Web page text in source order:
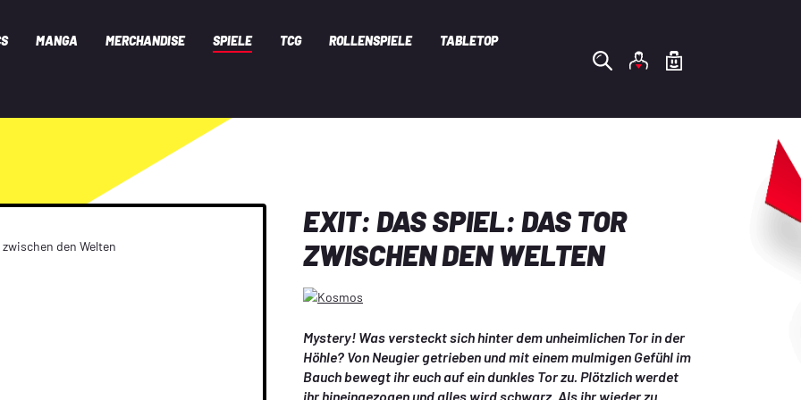
MANGA MERCHANDISE SPIELE TCG ROLLENSPIELE TABLETOP
EXIT: DAS SPIEL: DAS TOR
ZWISCHEN DEN WELTEN
Mystery! Was versteckt sich hinter dem unheimlichen Tor in der
Höhle? Von Neugier getrieben und mit einem mulmigen Gefühl im
Bauch bewegt ihr euch auf ein dunkles Tor zu. Plötzlich werdet
ihr hineingezogen und alles wird schwarz. Als ihr wieder zu